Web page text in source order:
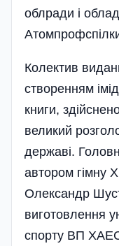
облради і
Колектив
створенням
книги,
великий
державі.
автором гімну
Олександр
виготовлення
спорту ВП